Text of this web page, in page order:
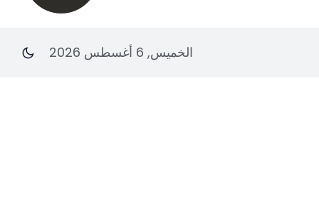
الخميس, 6 أغسطس 2026